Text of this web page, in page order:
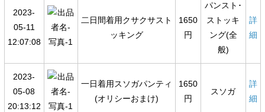
2023-
05-11
12:07:08
二日間着用クサクサスト
ッキング
1650
円
パンスト･
ストッキ
ング(全
般)
詳
細
2023-
05-08
20:13:12
一日着用スソガパンティ
(オリシーおまけ)
1650
円
スソガ
詳
細